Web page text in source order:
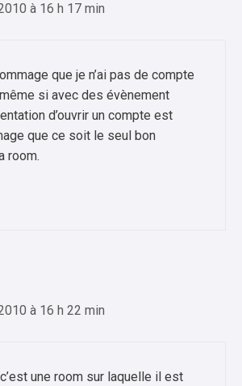
à 16 h 17 min
que je n’ai pas de compte
si avec des évènement
d’ouvrir un compte est
que ce soit le seul bon
room.
à 16 h 22 min
une room sur laquelle il est